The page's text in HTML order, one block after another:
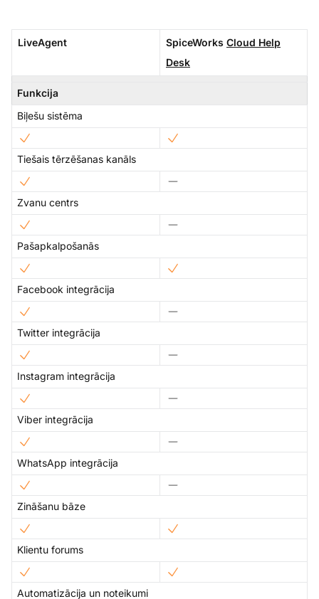
LiveAgent SpiceWorks Cloud Help
Desk
Funkcija
Biļešu sistēma
Tiešais tērzēšanas kanāls
Zvanu centrs
Pašapkalpošanās
Facebook integrācija
Twitter integrācija
Instagram integrācija
Viber integrācija
WhatsApp integrācija
Zināšanu bāze
Klientu forums
Automatizācija un noteikumi